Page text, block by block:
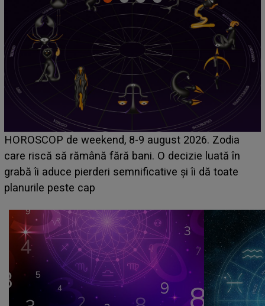
Emanuel a ținut ACEST DETALIU ASCUNS până
acum! În fața Alexandrei, concurentul din Casa Iubirii
face o MĂRTURISIRE NEAȘTEPTATĂ despre mama
sa: "I-am spus și ei în față, eu nu te iubesc pentru